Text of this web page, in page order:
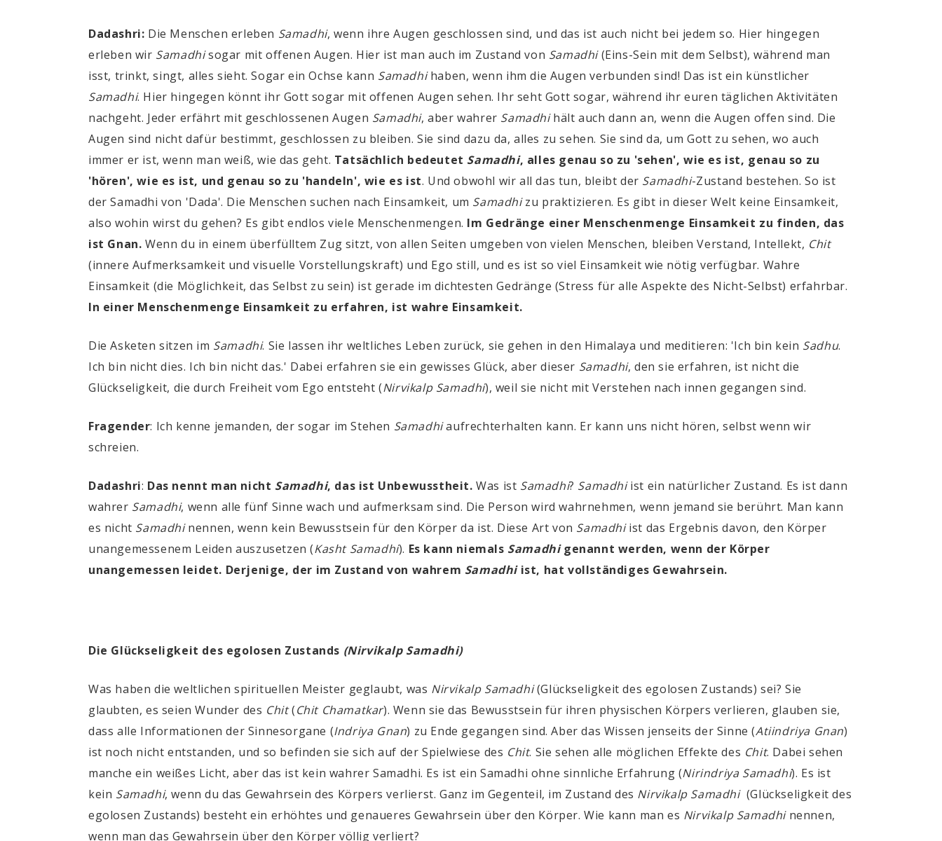
Dadashri: Die Menschen erleben Samadhi,wenn ihre Augen geschlossen sind, und das ist auch nicht bei jedem so. Hier hingegen
erleben wir Samadhisogar mit offenen Augen. Hier ist man auch im Zustand von Samadhi(Eins-Sein mit dem Selbst), während man
isst, trinkt, singt, alles sieht. Sogar ein Ochse kann Samadhihaben, wenn ihm die Augen verbunden sind! Das ist ein künstlicher
Samadhi. Hier hingegen könnt ihr Gott sogar mit offenen Augen sehen. Ihr seht Gott sogar, während ihr euren täglichen Aktivitäten
nachgeht. Jeder erfährt mit geschlossenen Augen Samadhi, aber wahrer Samadhihält auch dann an, wenn die Augen offen sind. Die
Augen sind nicht dafür bestimmt, geschlossen zu bleiben. Sie sind dazu da, alles zu sehen. Sie sind da, um Gott zu sehen, wo auch
immer er ist, wenn man weiß, wie das geht. Tatsächlich bedeutet Samadhi, alles genau so zu 'sehen', wie es ist, genau so zu
'hören', wie es ist, und genau so zu 'handeln', wie es ist. Und obwohl wir all das tun, bleibt der Samadhi-Zustand bestehen. So ist
derSamadhi von 'Dada'. Die Menschen suchen nach Einsamkeit, um Samadhizu praktizieren. Es gibt in dieser Welt keine Einsamkeit,
also wohin wirst du gehen? Es gibt endlos viele Menschenmengen. Im Gedränge einer Menschenmenge Einsamkeit zu finden, das
ist Gnan. Wenn du in einem überfülltem Zug sitzt, von allen Seiten umgeben von vielen Menschen, bleiben Verstand, Intellekt, Chit
(innere Aufmerksamkeit und visuelle Vorstellungskraft) und Ego still, und es ist so viel Einsamkeit wie nötig verfügbar. Wahre
Einsamkeit (die Möglichkeit, das Selbst zu sein) ist gerade im dichtesten Gedränge (Stress für alle Aspekte des Nicht-Selbst) erfahrbar.
In einer Menschenmenge Einsamkeit zu erfahren, ist wahre Einsamkeit.
Die Asketen sitzen im Samadhi. Sie lassen ihr weltliches Leben zurück, sie gehen in den Himalaya und meditieren: 'Ich bin kein Sadhu.
Ich bin nicht dies. Ich bin nicht das.' Dabei erfahren sie ein gewisses Glück, aber dieser Samadhi, den sie erfahren, ist nicht die
Glückseligkeit, die durch Freiheit vom Ego entsteht(Nirvikalp Samadhi), weil sie nicht mit Verstehen nach innen gegangen sind.
Fragender: Ich kenne jemanden, der sogar im Stehen Samadhiaufrechterhalten kann. Er kann uns nicht hören, selbst wenn wir
schreien.
Dadashri: Das nennt man nicht Samadhi, das ist Unbewusstheit. Was ist Samadhi? Samadhiist ein natürlicher Zustand. Es ist dann
wahrer Samadhi, wenn alle fünf Sinne wach und aufmerksam sind. Die Person wird wahrnehmen, wenn jemand sie berührt. Man kann
es nicht Samadhinennen, wenn kein Bewusstsein für den Körper da ist. Diese Art von Samadhiist das Ergebnis davon, den Körper
unangemessenem Leiden auszusetzen(Kasht Samadhi). Es kann niemals Samadhigenannt werden, wenn der Körper
unangemessen leidet. Derjenige, der im Zustand von wahrem Samadhiist, hat vollständiges Gewahrsein.
Die Glückseligkeit des egolosen Zustands (Nirvikalp Samadhi)
Was haben die weltlichen spirituellen Meister geglaubt, was Nirvikalp Samadhi(Glückseligkeit des egolosen Zustands) sei? Sie
glaubten, es seien Wunder des Chit (Chit Chamatkar). Wenn sie das Bewusstsein für ihren physischen Körpers verlieren, glauben sie,
dass alle Informationen der Sinnesorgane (Indriya Gnan) zu Ende gegangen sind. Aber das Wissen jenseits der Sinne(Atiindriya Gnan)
ist noch nicht entstanden, und so befinden sie sich auf der Spielwiese des Chit. Sie sehen alle möglichen Effekte des Chit. Dabei sehen
manche ein weißes Licht, aber das ist kein wahrerSamadhi. Es ist einSamadhi ohne sinnliche Erfahrung (Nirindriya Samadhi). Es ist
kein Samadhi, wenn du das Gewahrsein des Körpers verlierst. Ganz im Gegenteil, im Zustand des Nirvikalp Samadhi(Glückseligkeit des
egolosen Zustands) besteht ein erhöhtes und genaueres Gewahrsein über den Körper. Wie kann man es Nirvikalp Samadhinennen,
wenn man das Gewahrsein über den Körper völlig verliert?